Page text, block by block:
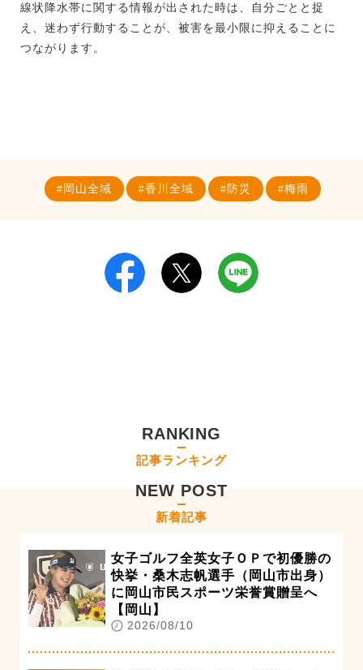
線状降水帯に関する情報が出された時は、自分ごとと捉
え、迷わず行動することが、被害を最小限に抑えることに
つながります。
岡山全域 香川全域 防災 梅雨
RANKING
記事ランキング
NEW POST
新着記事
女子ゴルフ全英女子ＯＰで初優勝の
快挙・桑木志帆選手（岡山市出身）
に岡山市民スポーツ栄誉賞贈呈へ
【岡山】
2026/08/10